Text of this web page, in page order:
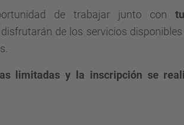
de trabajar junto con
de los servicios
limitadas y la inscripción se